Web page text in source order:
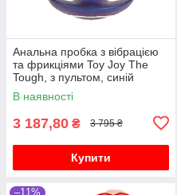
Анальна пробка з вібрацією
та фрикціями Toy Joy The
Tough, з пультом, синій
В наявності
3 187,80 ₴ 3 795 ₴
Купити
–11%